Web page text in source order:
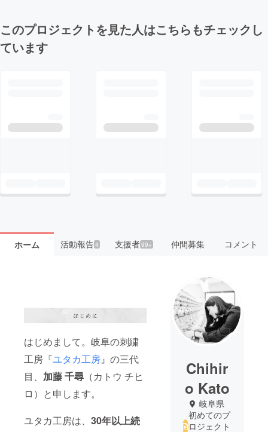
このプロジェクトを見た人はこちらもチェックし
ています
ホーム 活動報告4 支援者99+ 仲間募集 コメント
はじめまして。岐阜の刺繍
工房『ユタカ工房』の三代
目、 加藤 千尋 （カトウ チヒ
ロ）と申します。
ユタカ工房は、 30年以上続
Chihir
o Kato
岐阜県
初めてのプ
ロジェクト